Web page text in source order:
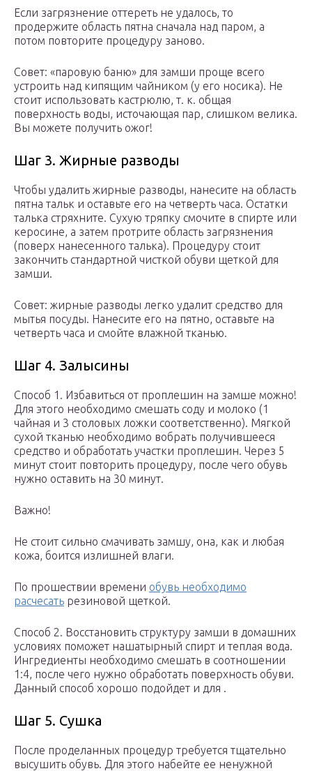
Если загрязнение оттереть не удалось, то
продержите область пятна сначала над паром, а
потом повторите процедуру заново.
Совет: «паровую баню» для замши проще всего
устроить над кипящим чайником (у его носика). Не
стоит использовать кастрюлю, т. к. общая
поверхность воды, источающая пар, слишком велика.
Вы можете получить ожог!
Шаг 3. Жирные разводы
Чтобы удалить жирные разводы, нанесите на область
пятна тальк и оставьте его на четверть часа. Остатки
талька стряхните. Сухую тряпку смочите в спирте или
керосине, а затем протрите область загрязнения
(поверх нанесенного талька). Процедуру стоит
закончить стандартной чисткой обуви щеткой для
замши.
Совет: жирные разводы легко удалит средство для
мытья посуды. Нанесите его на пятно, оставьте на
четверть часа и смойте влажной тканью.
Шаг 4. Залысины
Способ 1. Избавиться от проплешин на замше можно!
Для этого необходимо смешать соду и молоко (1
чайная и 3 столовых ложки соответственно). Мягкой
сухой тканью необходимо вобрать получившееся
средство и обработать участки проплешин. Через 5
минут стоит повторить процедуру, после чего обувь
нужно оставить на 30 минут.
Важно!
Не стоит сильно смачивать замшу, она, как и любая
кожа, боится излишней влаги.
По прошествии времени обувь необходимо
расчесать резиновой щеткой.
Способ 2. Восстановить структуру замши в домашних
условиях поможет нашатырный спирт и теплая вода.
Ингредиенты необходимо смешать в соотношении
1:4, после чего нужно обработать поверхность обуви.
Данный способ хорошо подойдет и для .
Шаг 5. Сушка
После проделанных процедур требуется тщательно
высушить обувь. Для этого набейте ее ненужной